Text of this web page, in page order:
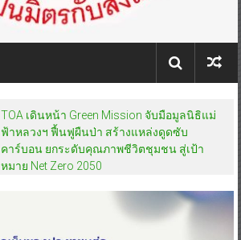
TOA เดินหน้า Green Mission จับมือมูลนิธิแม่
ฟ้าหลวงฯ ฟื้นฟูผืนป่า สร้างแหล่งดูดซับ
คาร์บอน ยกระดับคุณภาพชีวิตชุมชน สู่เป้า
หมาย Net Zero 2050